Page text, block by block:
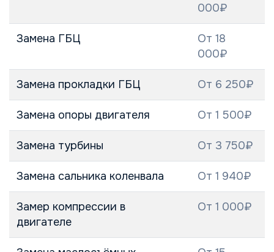
000₽
Замена ГБЦ
От 18
000₽
Замена прокладки ГБЦ От 6 250₽
Замена опоры двигателя От 1 500₽
Замена турбины От 3 750₽
Замена сальника коленвала От 1 940₽
Замер компрессии в
двигателе
От 1 000₽